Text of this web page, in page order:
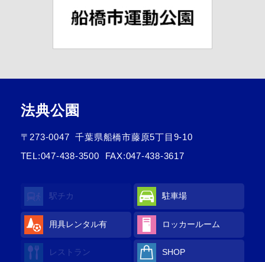
法典公園
〒273-0047
千葉県船橋市藤原5丁目9-10
TEL:047-438-3500 FAX:047-438-3617
駅チカ 駐車場
用具レンタル有 ロッカールーム
レストラン SHOP